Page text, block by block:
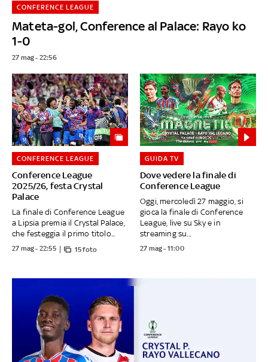
Mateta-gol, Conference al Palace: Rayo ko
1-0
CONFERENCE LEAGUE
27 mag - 22:56
Conference League
2025/26, festa Crystal
Palace
CONFERENCE LEAGUE
La finale di Conference League
a Lipsia premia il Crystal Palace,
che festeggia il primo titolo...
27 mag - 22:55 15 foto
Dove vedere la finale di
Conference League
GUIDA TV
Oggi, mercoledì 27 maggio, si
gioca la finale di Conference
League, live su Sky e in
streaming su...
27 mag - 11:00